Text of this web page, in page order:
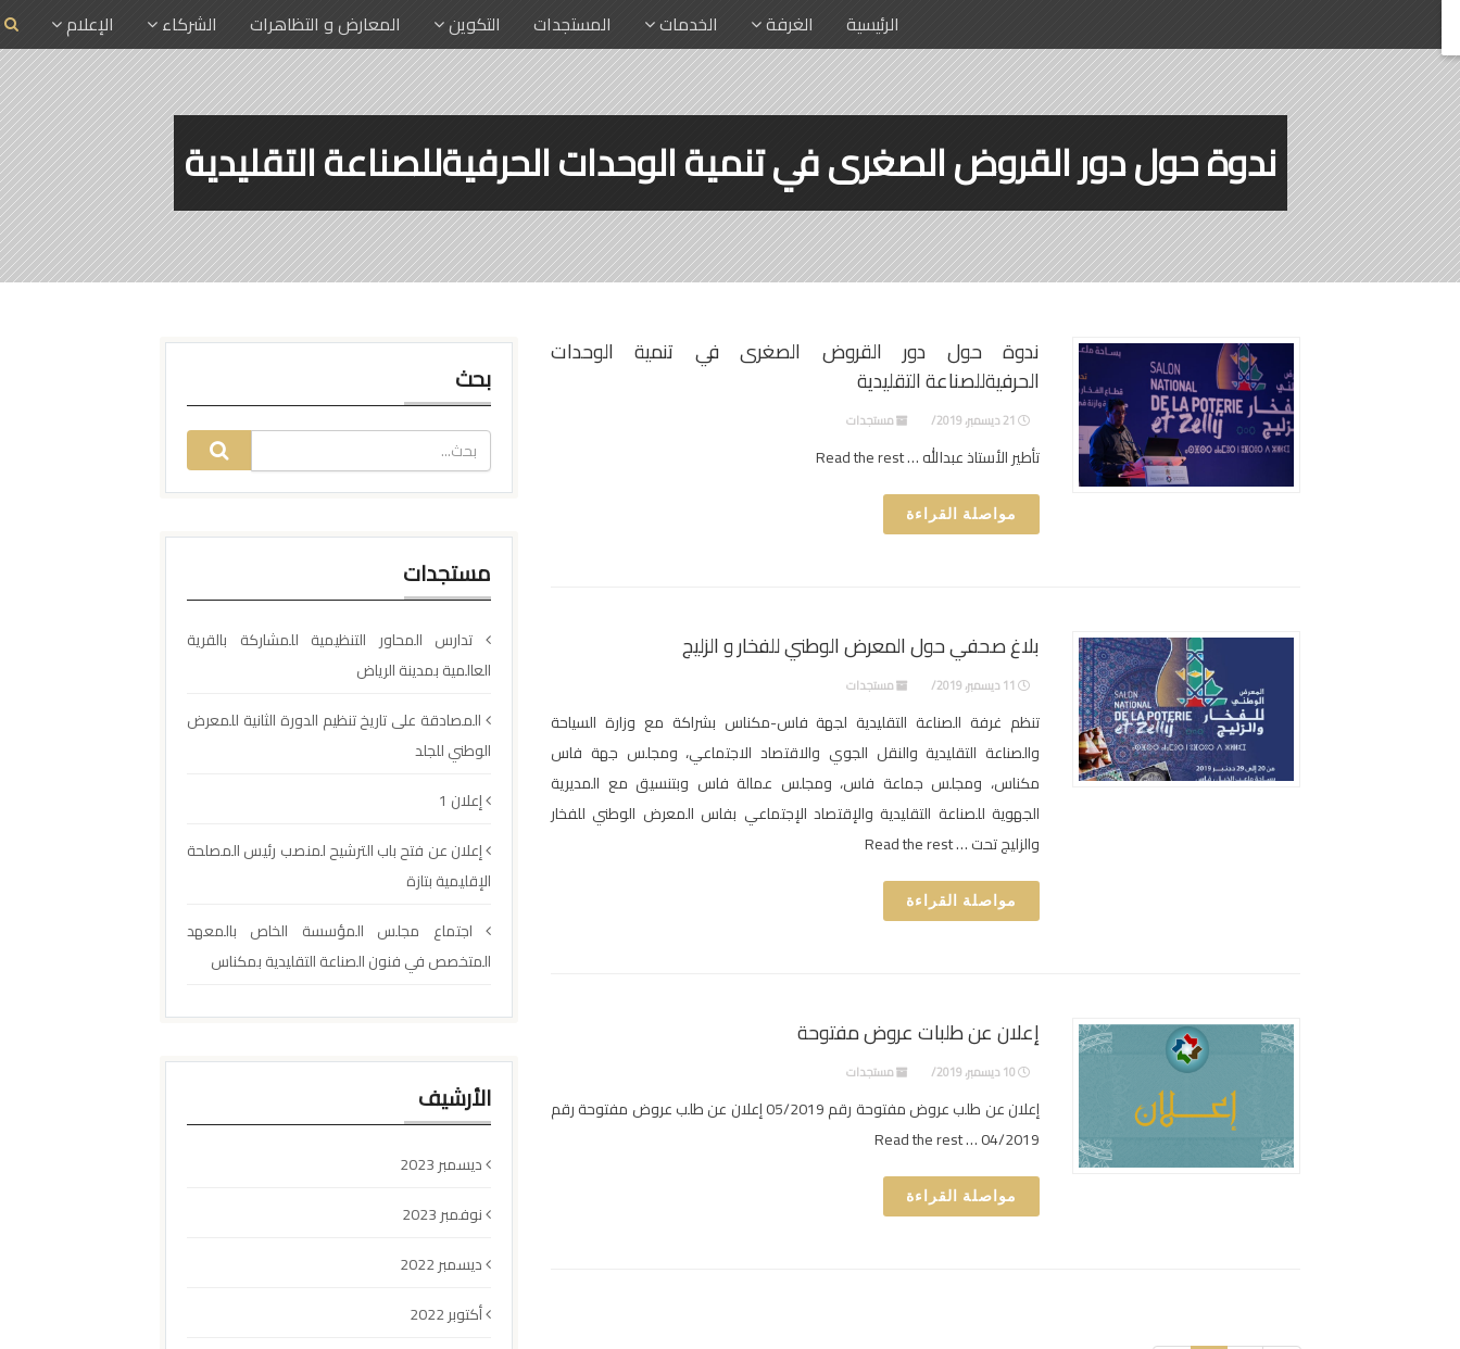
الرئيسية الغرفة الخدمات المستجدات التكوين المعارض و التظاهرات الشركاء الإعلام
ندوة حول دور القروض الصغرى في تنمية الوحدات الحرفيةللصناعة التقليدية
ندوة حول دور القروض الصغرى في تنمية الوحدات
الحرفيةللصناعة التقليدية
مستجدات
تأطير الأستاذ عبدالله … Read the rest
مواصلة القراءة
بلاغ صحفي حول المعرض الوطني للفخار و الزليج
مستجدات
تنظم غرفة الصناعة التقليدية لجهة فاس-مكناس بشراكة مع وزارة السياحة
والصناعة التقليدية والنقل الجوي والاقتصاد الاجتماعي، ومجلس جهة فاس
مكناس، ومجلس جماعة فاس، ومجلس عمالة فاس وبتنسيق مع المديرية
الجهوية للصناعة التقليدية والإقتصاد الإجتماعي بفاس المعرض الوطني للفخار
والزليج تحت … Read the rest
مواصلة القراءة
إعلان عن طلبات عروض مفتوحة
مستجدات
إعلان عن طلب عروض مفتوحة رقم 05/2019 إعلان عن طلب عروض مفتوحة رقم
04/2019 … Read the rest
مواصلة القراءة
بحث
مستجدات
تدارس المحاور التنظيمية للمشاركة بالقرية
العالمية بمدينة الرياض
المصادقة على تاريخ تنظيم الدورة الثانية للمعرض
الوطني للجلد
إعلان 1
إعلان عن فتح باب الترشيح لمنصب رئيس المصلحة
الإقليمية بتازة
اجتماع مجلس المؤسسة الخاص بالمعهد
المتخصص في فنون الصناعة التقليدية بمكناس
الأرشيف
ديسمبر 2023
نوفمبر 2023
ديسمبر 2022
أكتوبر 2022